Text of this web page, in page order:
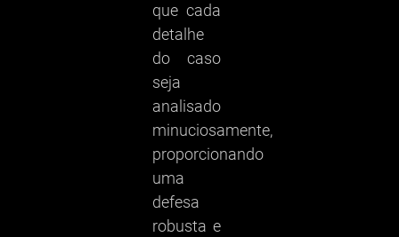
que cada
detalhe
do caso
seja
analisado
minuciosamente,
proporcionando
uma
defesa
robusta e